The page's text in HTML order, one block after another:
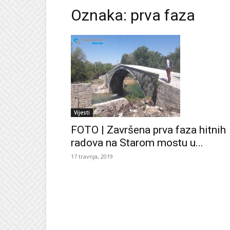
Oznaka: prva faza
Vijesti
FOTO | Završena prva faza hitnih
radova na Starom mostu u...
17 travnja, 2019